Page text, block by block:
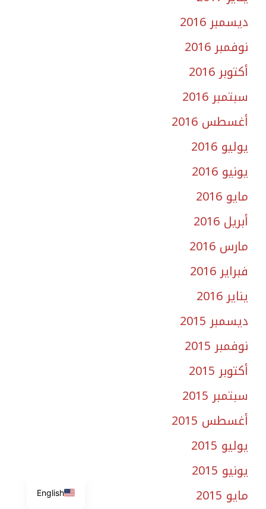
ديسمبر 2016
نوفمبر 2016
أكتوبر 2016
سبتمبر 2016
أغسطس 2016
يوليو 2016
يونيو 2016
مايو 2016
أبريل 2016
مارس 2016
فبراير 2016
يناير 2016
ديسمبر 2015
نوفمبر 2015
أكتوبر 2015
سبتمبر 2015
أغسطس 2015
يوليو 2015
يونيو 2015
مايو 2015
English